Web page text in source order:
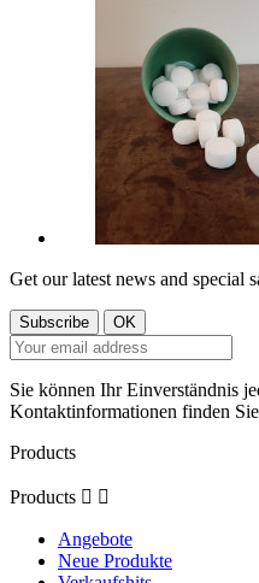
Get our latest news and special
Sie können Ihr Einverständnis
Kontaktinformationen finden
Products
Products  
Angebote
Neue Produkte